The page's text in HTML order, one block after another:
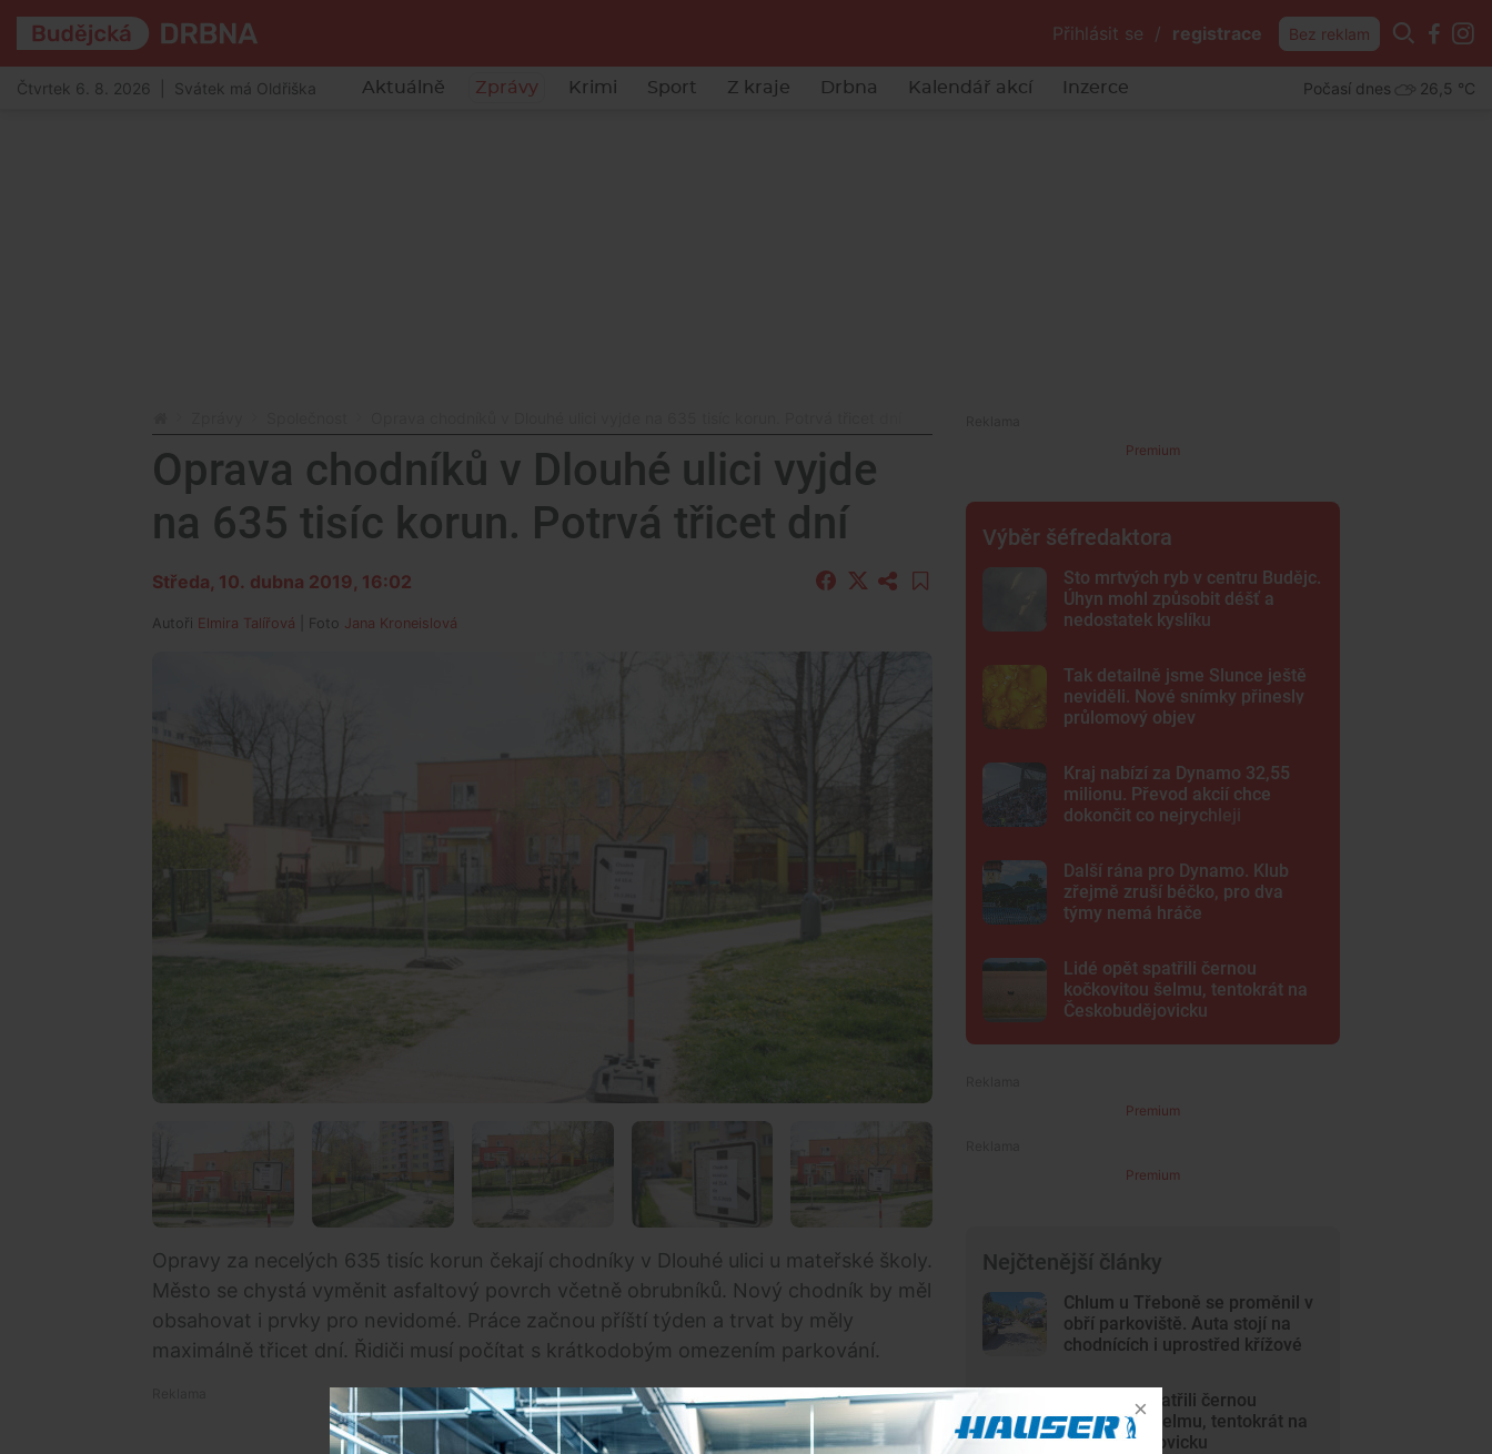
Přihlásit se / registrace Bez reklam
Čtvrtek 6. 8. 2026 | Svátek má Oldřiška Aktuálně Zprávy Krimi Sport Z kraje Drbna Kalendář akcí Inzerce Počasí dnes 26,5 °C
Oprava chodníků v Dlouhé ulici vyjde
na 635 tisíc korun. Potrvá třicet dní
Středa, 10. dubna 2019, 16:02
Autoři Elmira Talířová | Foto Jana Kroneislová
Opravy za necelých 635 tisíc korun čekají chodníky v Dlouhé ulici u mateřské školy.
Město se chystá vyměnit asfaltový povrch včetně obrubníků. Nový chodník by měl
obsahovat i prvky pro nevidomé. Práce začnou příští týden a trvat by měly
maximálně třicet dní. Řidiči musí počítat s krátkodobým omezením parkování.
Premium
Premium
Výběr šéfredaktora
Sto mrtvých ryb v centru Budějc.
Úhyn mohl způsobit déšť a
nedostatek kyslíku
Tak detailně jsme Slunce ještě
neviděli. Nové snímky přinesly
průlomový objev
Kraj nabízí za Dynamo 32,55
milionu. Převod akcií chce
dokončit co nejrychleji
Další rána pro Dynamo. Klub
zřejmě zruší béčko, pro dva
týmy nemá hráče
Lidé opět spatřili černou
kočkovitou šelmu, tentokrát na
Českobudějovicku
Premium
Premium
Nejčtenější články
Chlum u Třeboně se proměnil v
obří parkoviště. Auta stojí na
chodnících i uprostřed křížové
Lidé opět spatřili černou
kočkovitou šelmu, tentokrát na
Českobudějovicku